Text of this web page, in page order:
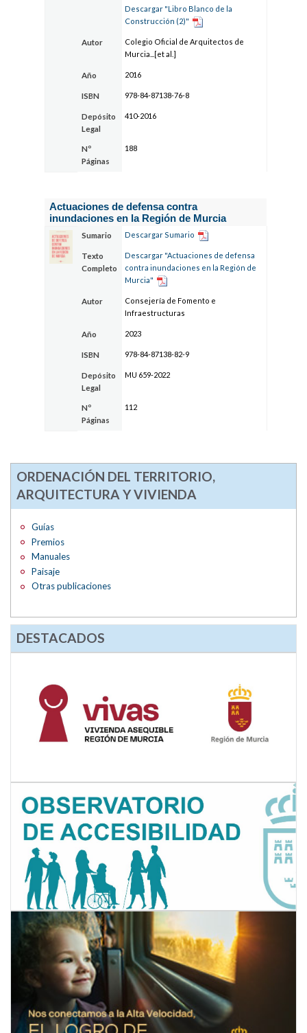
Descargar "Libro Blanco de la
Construcción (2)"
Autor
Colegio Oficial de Arquitectos de
Murcia...[et al.]
Año 2016
ISBN 978-84-87138-76-8
Depósito
Legal
410-2016
Nº
Páginas
188
Actuaciones de defensa contra
inundaciones en la Región de Murcia
Sumario Descargar Sumario
Texto
Completo
Descargar "Actuaciones de defensa
contra inundaciones en la Región de
Murcia"
Autor
Consejería de Fomento e
Infraestructuras
Año 2023
ISBN 978-84-87138-82-9
Depósito
Legal
MU 659-2022
Nº
Páginas
112
ORDENACIÓN DEL TERRITORIO,
ARQUITECTURA Y VIVIENDA
Guías
Premios
Manuales
Paisaje
Otras publicaciones
DESTACADOS